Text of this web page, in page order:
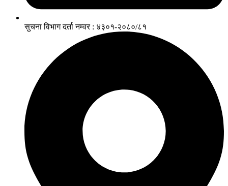
सुचना विभाग दर्ता नम्वर : ४३०१-२०८०/८१